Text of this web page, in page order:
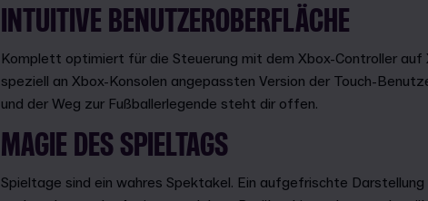
INTUITIVE BENUTZEROBERFLÄCHE
Komplett optimiert für die Steuerung mit dem Xbox-Controller auf
speziell an Xbox-Konsolen angepassten Version der Touch-
und der Weg zur Fußballerlegende steht dir offen.
MAGIE DES SPIELTAGS
Spieltage sind ein wahres Spektakel. Ein aufgefrischte